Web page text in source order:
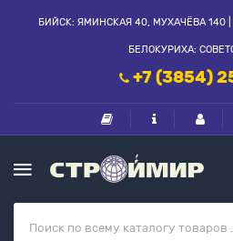
БИЙСК: ЯМИНСКАЯ 40, МУХАЧЁВА 140
БЕЛОКУРИХА:
+7 (3854)